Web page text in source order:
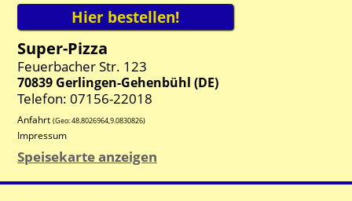
Super-Pizza
Feuerbacher Str. 123
70839 Gerlingen-Gehenbühl (DE)
Telefon: 07156-22018
Anfahrt (Geo:48.8026964,9.0830826)
Impressum
Speisekarte anzeigen